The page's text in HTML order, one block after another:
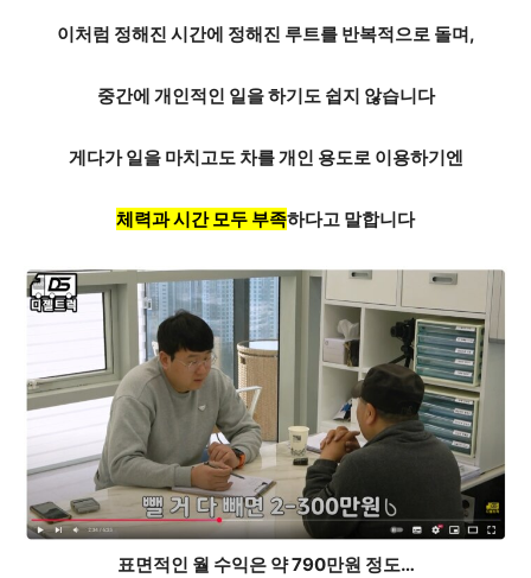
이처럼 정해진 시간에 정해진 루트를 반복적으로 돌며,
중간에 개인적인 일을 하기도 쉽지 않습니다
게다가 일을 마치고도 차를 개인 용도로 이용하기엔
체력과 시간 모두 부족하다고 말합니다
표면적인 월 수익은 약 790만원 정도…